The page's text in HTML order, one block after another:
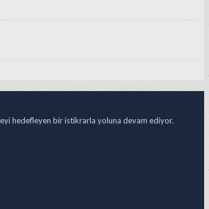
hedefleyen bir istikrarla yoluna devam ediyor.